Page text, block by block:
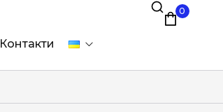
Контакти
0